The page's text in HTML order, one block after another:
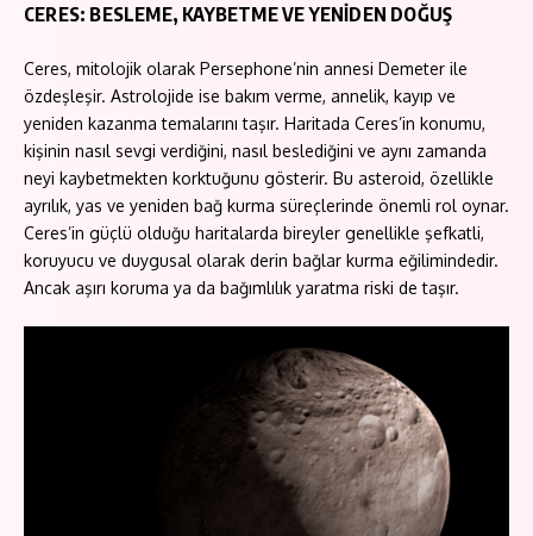
CERES: BESLEME, KAYBETME VE YENİDEN DOĞUŞ
Ceres, mitolojik olarak Persephone’nin annesi Demeter ile
özdeşleşir. Astrolojide ise bakım verme, annelik, kayıp ve
yeniden kazanma temalarını taşır. Haritada Ceres’in konumu,
kişinin nasıl sevgi verdiğini, nasıl beslediğini ve aynı zamanda
neyi kaybetmekten korktuğunu gösterir. Bu asteroid, özellikle
ayrılık, yas ve yeniden bağ kurma süreçlerinde önemli rol oynar.
Ceres’in güçlü olduğu haritalarda bireyler genellikle şefkatli,
koruyucu ve duygusal olarak derin bağlar kurma eğilimindedir.
Ancak aşırı koruma ya da bağımlılık yaratma riski de taşır.